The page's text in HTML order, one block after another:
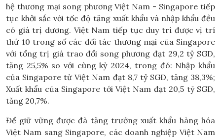
hệ thương mại song phương Việt Nam - Singapore tiếp
tục khởi sắc với tốc độ tăng xuất khẩu và nhập khẩu đều
có giá trị dương. Việt Nam tiếp tục duy trì được vị trí
thứ 10 trong số các đối tác thương mại của Singapore
với tổng trị giá trao đổi song phương đạt 29,2 tỷ SGD,
tăng 25,5% so với cùng kỳ 2024, trong đó: Nhập khẩu
của Singapore từ Việt Nam đạt 8,7 tỷ SGD, tăng 38,3%;
Xuất khẩu của Singapore tới Việt Nam đạt 20,5 tỷ SGD,
tăng 20,7%.
Để giữ vững được đà tăng trưởng xuất khẩu hàng hóa
Việt Nam sang Singapore, các doanh nghiệp Việt Nam